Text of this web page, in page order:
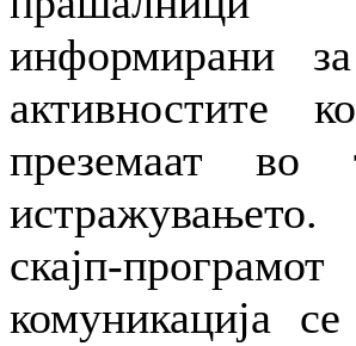
информирани
активностите
преземаат во
скајп-
комуникација